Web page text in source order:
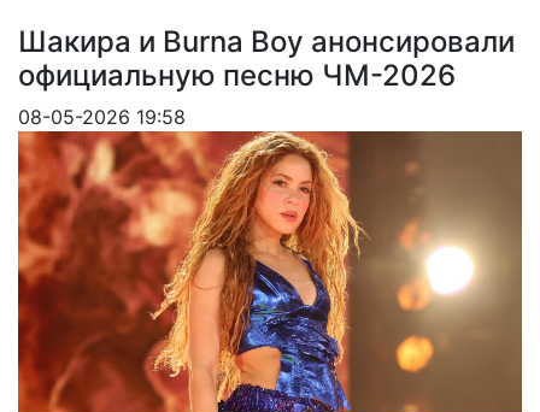
Шакира и Burna Boy анонсировали
официальную песню ЧМ-2026
08-05-2026 19:58